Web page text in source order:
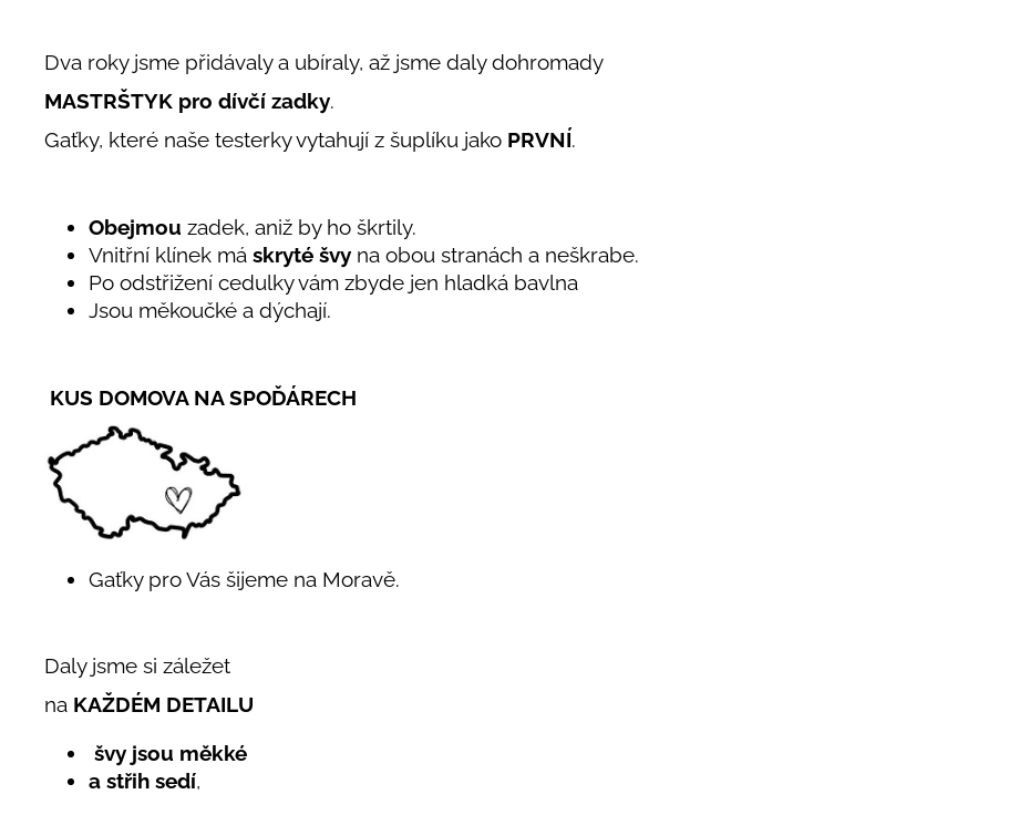
Dva roky jsme přidávaly a ubíraly, až jsme daly dohromady
MASTRŠTYK pro dívčí zadky.
Gaťky, které naše testerky vytahují z šuplíku jako PRVNÍ.
Obejmou zadek, aniž by ho škrtily.
Vnitřní klínek má skryté švy na obou stranách a neškrabe.
Po odstřižení cedulky vám zbyde jen hladká bavlna
Jsou měkoučké a dýchají.
KUS DOMOVA NA SPOĎÁRECH
Gaťky pro Vás šijeme na Moravě.
Daly jsme si záležet
na KAŽDÉM DETAILU
švy jsou měkké
a střih sedí,